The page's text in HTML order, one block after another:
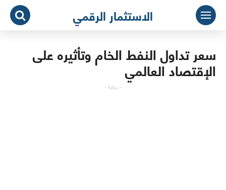
التجاوز
المحتوى
الاستثمار الرقمي
سعر تداول النفط الخام وتأثيره على
الإقتصاد العالمي
- برعاية -